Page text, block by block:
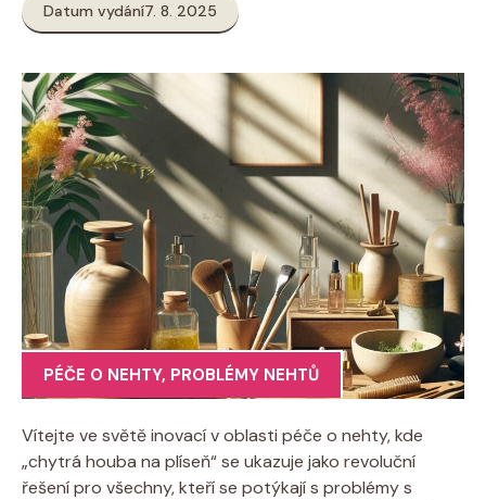
Datum vydání7. 8. 2025
PÉČE O NEHTY, PROBLÉMY NEHTŮ
Vítejte ve světě inovací v oblasti péče o nehty, kde
„chytrá houba na plíseň“ se ukazuje jako revoluční
řešení pro všechny, kteří se potýkají s problémy s